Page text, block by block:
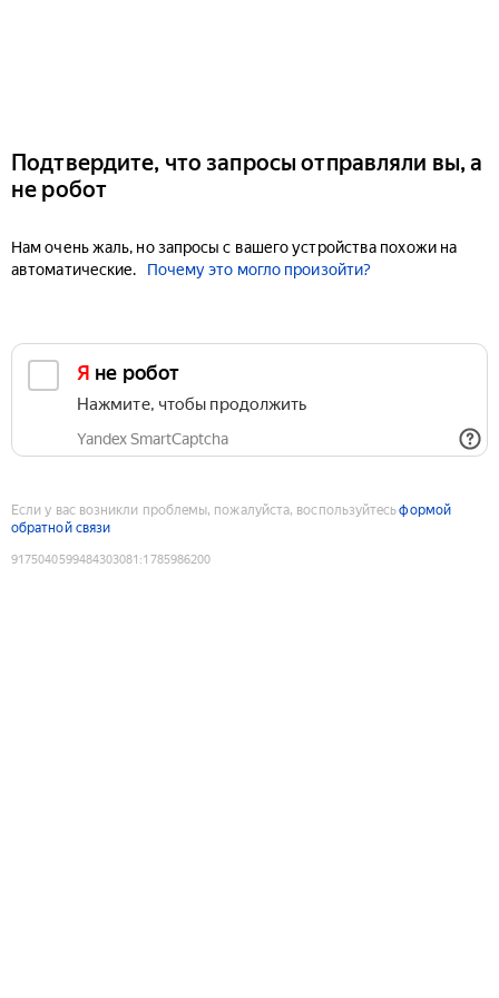
Подтвердите, что запросы отправляли вы, а
не робот
Нам очень жаль, но запросы с вашего устройства похожи на
автоматические.
Почему это могло произойти?
Я не робот
Нажмите, чтобы продолжить
Yandex SmartCaptcha
Если у вас возникли проблемы, пожалуйста, воспользуйтесьформой
обратной связи
9175040599484303081 :1785986200